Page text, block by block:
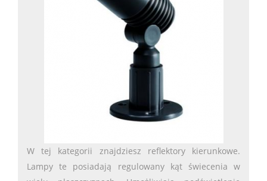
W tej kategorii znajdziesz reflektory kierunkowe.
Lampy te posiadają regulowany kąt świecenia w